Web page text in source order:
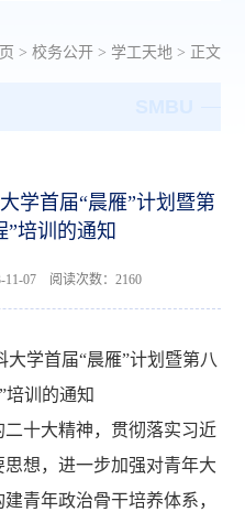
> 校务公开> 学工天地> 正文
学首届“晨雁”计划暨第
”培训的通知
07 阅读次数： 2160
大学首届“晨雁”计划暨第八
培训的通知
十大精神，贯彻落实习近
想，进一步加强对青年大
青年政治骨干培养体系，